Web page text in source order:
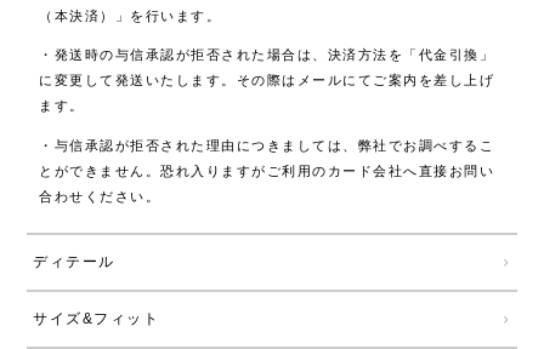
（本決済）」を行います。
・発送時の与信承認が拒否された場合は、決済方法を「代金引換」
に変更して発送いたします。その際はメールにてご案内を差し上げ
ます。
・与信承認が拒否された理由につきましては、弊社でお調べするこ
とができません。恐れ入りますがご利用のカード会社へ直接お問い
合わせください。
ディテール
サイズ&フィット